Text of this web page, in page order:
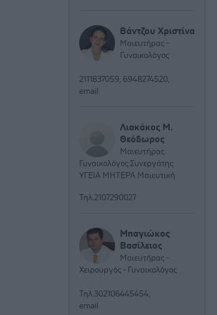
Βάντζου Χριστίνα
Μαιευτήρας -
Γυναικολόγος
2111837059, 6948274520,
email
Λιακάκος Μ.
Θεόδωρος
Μαιευτήρας
Γυναικολόγος Συνεργάτης
ΥΓΕΙΑ ΜΗΤΕΡΑ Μαιευτική
Τηλ.2107290027
Μπαγιώκος
Βασίλειος
Μαιευτήρας -
Χειρουργός - Γυναικολόγος
Τηλ.302106445454,
email